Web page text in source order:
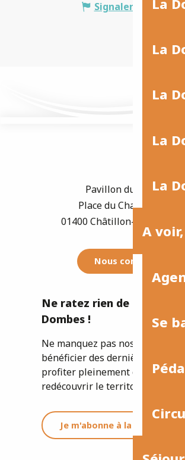
La
La
La
La
A
Se
Signaler une
Pavillon du Tourisme
Place du Champ de Foire
01400 Châtillon-sur-
Nous contacter
Ne ratez rien de l'actualité
Dombes !
Ne manquez pas nos
bénéficier des dernières
profiter pleinement de votre
redécouvrir le territoire.
Je m'abonne à la newsletter